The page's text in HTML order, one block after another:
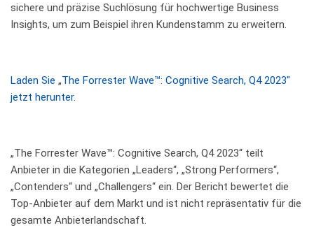
sichere und präzise Suchlösung für hochwertige Business
Insights, um zum Beispiel ihren Kundenstamm zu erweitern.
Laden Sie „The Forrester Wave™: Cognitive Search, Q4 2023"
jetzt herunter.
„The Forrester Wave™: Cognitive Search, Q4 2023“ teilt
Anbieter in die Kategorien „Leaders“, „Strong Performers“,
„Contenders“ und „Challengers“ ein. Der Bericht bewertet die
Top-Anbieter auf dem Markt und ist nicht repräsentativ für die
gesamte Anbieterlandschaft.